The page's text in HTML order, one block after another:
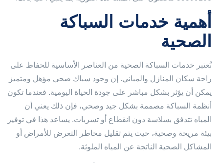
أهمية خدمات السباكة
الصحية
تُعتبر خدمات السباكة الصحية من العناصر الأساسية للحفاظ على
راحة سكان المنازل والمباني. إن وجود سباك صحي مؤهل ومتميز
يمكن أن يؤثر بشكل مباشر على جودة الحياة اليومية. فعندما تكون
أنظمة السباكة مصممة بشكل جيد وصحي، فإن ذلك يعني أن
المياه تتدفق بسلاسة دون انقطاع أو تسربات. يساعد هذا في توفير
بيئة مريحة وصحية، حيث يتم تقليل مخاطر التعرض للأمراض أو
المشاكل الصحية الناتجة عن المياه الملوثة.